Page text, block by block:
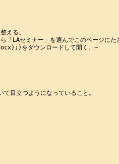
える。
LAセミナー」を選んでこのページにた
をダウンロードして開く。~
目立つようになっていること。